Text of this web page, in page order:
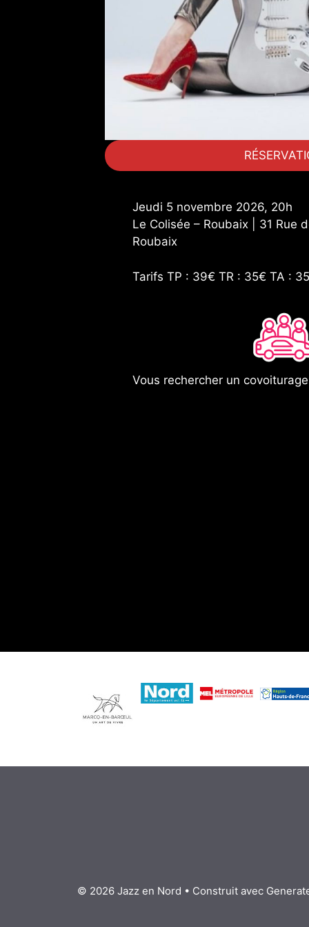
Jeudi 5 novembre 2026, 20h
Le Colisée – Roubaix | 31 Rue
Roubaix
Tarifs TP : 39€ TR : 35€ TA :
Vous rechercher un
© 2026 Jazz en Nord • Construit avec